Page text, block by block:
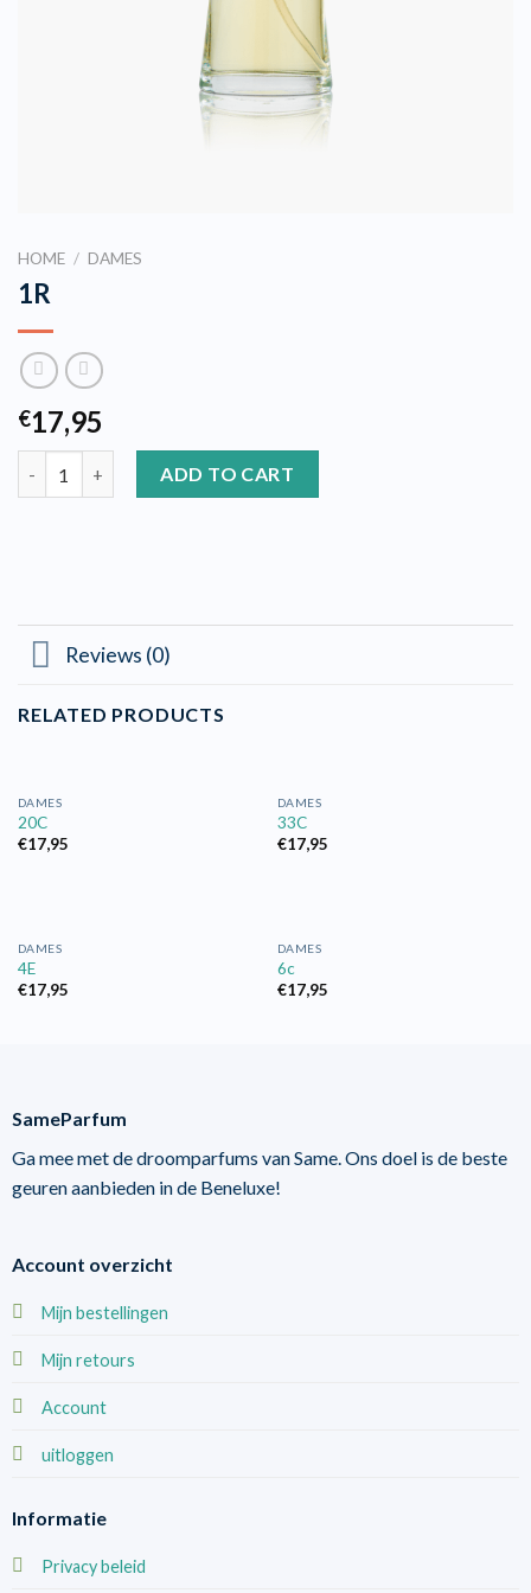
HOME / DAMES
1R
€17,95
ADD TO CART
Reviews (0)
RELATED PRODUCTS
DAMES
20C
€17,95
DAMES
33C
€17,95
DAMES
4E
€17,95
DAMES
6c
€17,95
SameParfum
Ga mee met de droomparfums van Same. Ons doel is de beste
geuren aanbieden in de Beneluxe!
Account overzicht
Mijn bestellingen
Mijn retours
Account
uitloggen
Informatie
Privacy beleid